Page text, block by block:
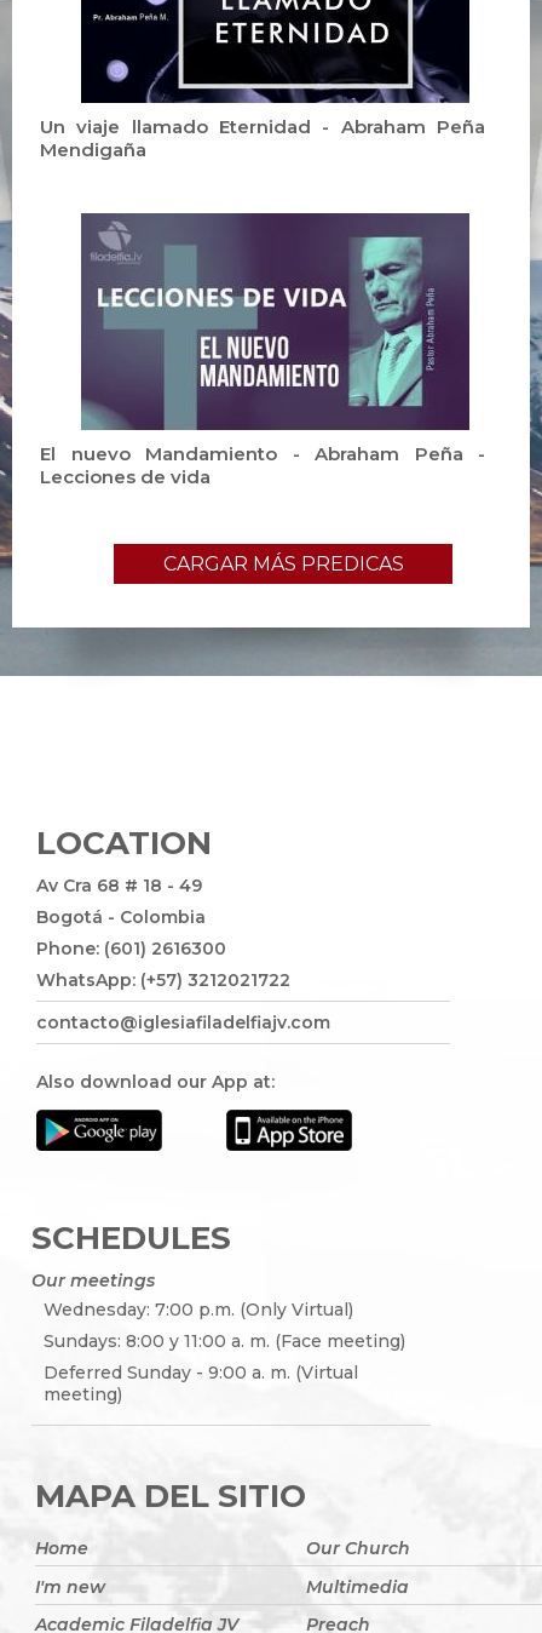
Un viaje llamado Eternidad - Abraham Peña
Mendigaña
El nuevo Mandamiento - Abraham Peña -
Lecciones de vida
CARGAR MÁS PREDICAS
LOCATION
Av Cra 68 # 18 - 49
Bogotá - Colombia
Phone: (601) 2616300
WhatsApp: (+57) 3212021722
contacto@iglesiafiladelfiajv.com
Also download our App at:
SCHEDULES
Our meetings
Wednesday: 7:00 p.m. (Only Virtual)
Sundays: 8:00 y 11:00 a. m. (Face meeting)
Deferred Sunday - 9:00 a. m. (Virtual
meeting)
MAPA DEL SITIO
Home
Our Church
I'm new
Multimedia
Academic Filadelfia JV
Preach